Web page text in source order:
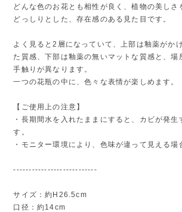
どんな色のお花とも相性が良く、植物の美しさ
どっしりとした、存在感のある見た目です。
よく見ると2層になっていて、上部は釉薬がか
た質感、下部は釉薬の無いマットな質感と、場
手触りが異なります。
一つの花瓶の中に、色々な表情が楽しめます。
【ご使用上の注意】
・長期間水を入れたままにすると、カビが発生
す。
・モニター環境により、色味が違って見える場
---------------------------
サイズ：約H26.5cm
口径：約14cm